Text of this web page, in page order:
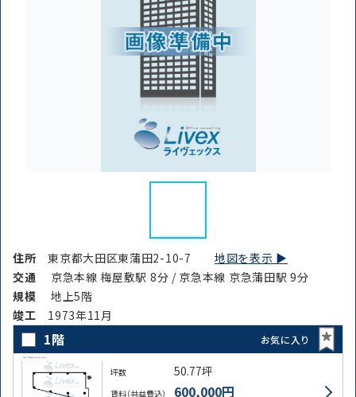
住所東京都大田区東蒲田2-10-7地図を表示 ▶︎
交通
京急本線 梅屋敷駅 8分 / 京急本線 京急蒲田駅 9分
規模
地上5階
竣⼯ 1973年11月
1階 お気に入り
坪数 50.77坪
賃料（共益費込） 600,000円